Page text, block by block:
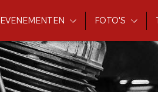
EVENEMENTEN FOTO'S